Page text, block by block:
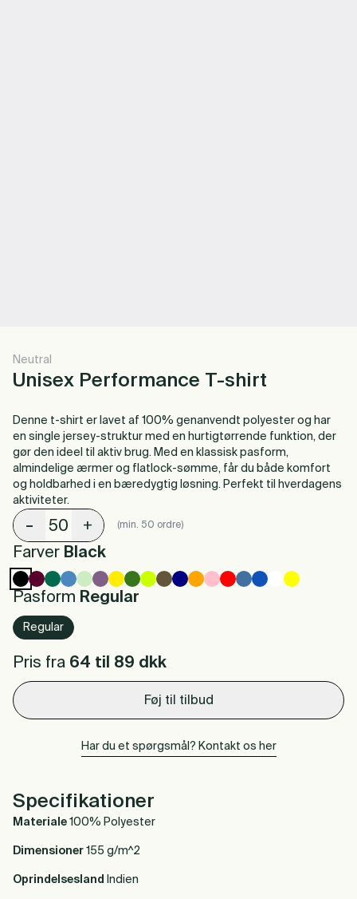
Neutral
Unisex Performance T-shirt
Denne t-shirt er lavet af 100% genanvendt polyester og har
en single jersey-struktur med en hurtigtørrende funktion, der
gør den ideel til aktiv brug. Med en klassisk pasform,
almindelige ærmer og flatlock-sømme, får du både komfort
og holdbarhed i en bæredygtig løsning. Perfekt til hverdagens
aktiviteter.
- + (min. 50 ordre)
Farver Black
Pasform Regular
Regular
Pris fra 64 til 89 dkk
Føj til tilbud
Har du et spørgsmål? Kontakt os her
Specifikationer
Materiale 100% Polyester
Dimensioner 155 g/m^2
Oprindelsesland Indien